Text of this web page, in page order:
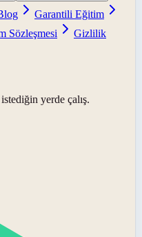
Garantili Eğitim
Sözleşmesi
Gizlilik
yerde çalış.